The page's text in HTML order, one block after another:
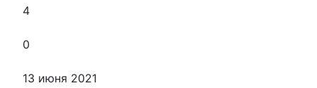
4
0
13 июня 2021